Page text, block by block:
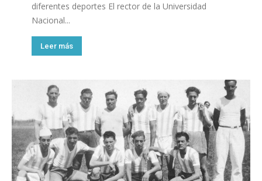
diferentes deportes El rector de la Universidad
Nacional...
Leer más